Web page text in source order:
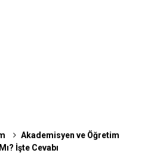
Akademisyen ve Öğretim
İşte Cevabı